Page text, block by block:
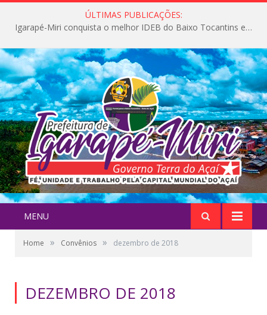
ÚLTIMAS PUBLICAÇÕES:
Igarapé-Miri conquista o melhor IDEB do Baixo Tocantins e avança na qualidade da educação pública
MENU
Home » Convênios » dezembro de 2018
DEZEMBRO DE 2018